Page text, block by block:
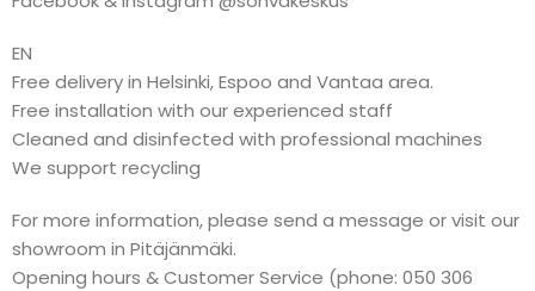
EN
Free delivery in Helsinki, Espoo and Vantaa area.
Free installation with our experienced staff
Cleaned and disinfected with professional machines
We support recycling
For more information, please send a message or visit our
showroom in Pitäjänmäki.
Opening hours & Customer Service (phone: 050 306